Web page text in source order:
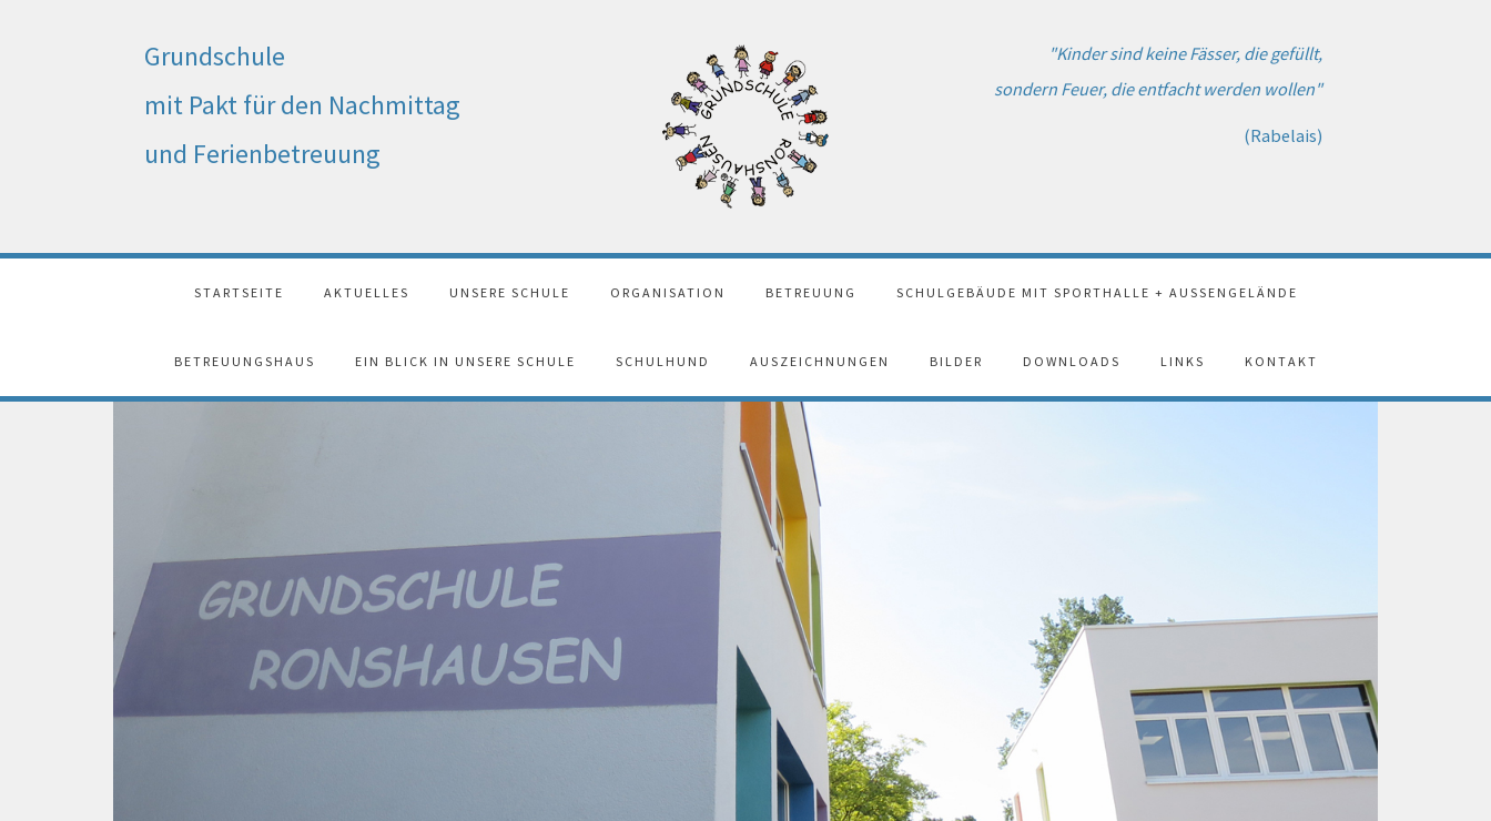
Grundschule
mit Pakt für den Nachmittag
und Ferienbetreuung
"Kinder sind keine Fässer, die gefüllt,
sondern Feuer, die entfacht werden wollen"
(Rabelais)
STARTSEITE AKTUELLES UNSERE SCHULE ORGANISATION BETREUUNG SCHULGEBÄUDE MIT SPORTHALLE + AUSSENGELÄNDE
BETREUUNGSHAUS EIN BLICK IN UNSERE SCHULE SCHULHUND AUSZEICHNUNGEN BILDER DOWNLOADS LINKS KONTAKT